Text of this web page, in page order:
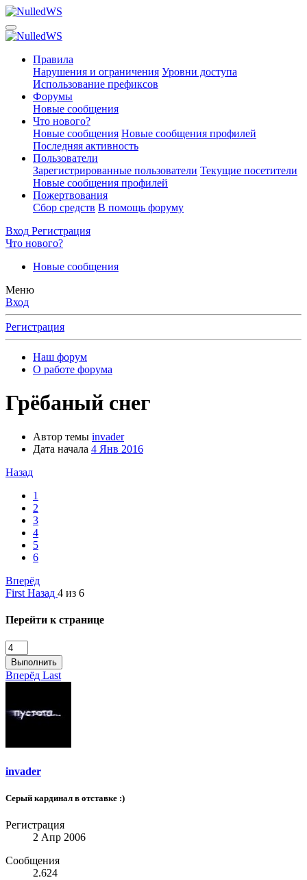
Правила
Нарушения и ограничения Уровни доступа
Использование префиксов
Форумы
Новые сообщения
Что нового?
Новые сообщения Новые сообщения профилей
Последняя активность
Пользователи
Зарегистрированные пользователи Текущие посетители
Новые сообщения профилей
Пожертвования
Сбор средств В помощь форуму
Вход Регистрация
Что нового?
Новые сообщения
Меню
Вход
Регистрация
Наш форум
О работе форума
Грёбаный снег
Автор темы invader
Дата начала 4 Янв 2016
Назад
1
2
3
4
5
6
Вперёд
First Назад 4 из 6
Перейти к странице
Выполнить
Вперёд Last
invader
Серый кардинал в отставке :)
Регистрация
2 Апр 2006
Сообщения
2.624